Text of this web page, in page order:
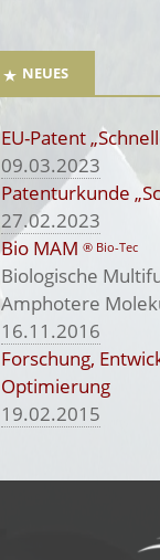
NEUES
EU-Patent
09.03.2023
Patenturkunde
27.02.2023
Bio MAM® Bio-Tec
Biologische
Amphotere
16.11.2016
Forschung,
Optimierung
19.02.2015